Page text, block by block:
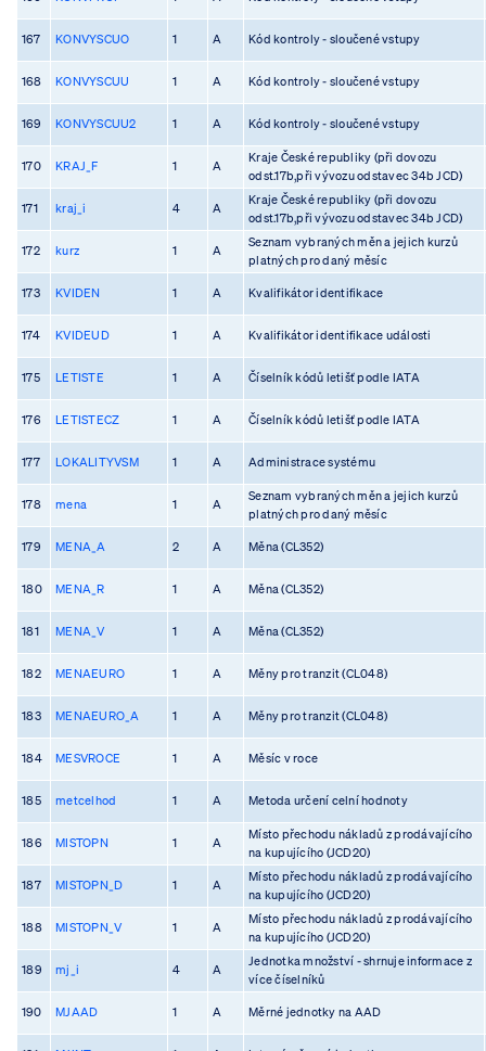
167 KONVYSCUO 1 A Kód kontroly - sloučené vstupy
168 KONVYSCUU 1 A Kód kontroly - sloučené vstupy
169 KONVYSCUU2 1 A Kód kontroly - sloučené vstupy
170 KRAJ_F 1 A
Kraje České republiky (při dovozu
odst.17b,při vývozu odstavec 34b JCD)
171 kraj_i 4 A
Kraje České republiky (při dovozu
odst.17b,při vývozu odstavec 34b JCD)
172 kurz 1 A
Seznam vybraných měn a jejich kurzů
platných pro daný měsíc
173 KVIDEN 1 A Kvalifikátor identifikace
174 KVIDEUD 1 A Kvalifikátor identifikace události
175 LETISTE 1 A Číselník kódů letišť podle IATA
176 LETISTECZ 1 A Číselník kódů letišť podle IATA
177 LOKALITYVSM 1 A Administrace systému
178 mena 1 A
Seznam vybraných měn a jejich kurzů
platných pro daný měsíc
179 MENA_A 2 A Měna (CL352)
180 MENA_R 1 A Měna (CL352)
181 MENA_V 1 A Měna (CL352)
182 MENAEURO 1 A Měny pro tranzit (CL048)
183 MENAEURO_A 1 A Měny pro tranzit (CL048)
184 MESVROCE 1 A Měsíc v roce
185 metcelhod 1 A Metoda určení celní hodnoty
186 MISTOPN 1 A
Místo přechodu nákladů z prodávajícího
na kupujícího (JCD20)
187 MISTOPN_D 1 A
Místo přechodu nákladů z prodávajícího
na kupujícího (JCD20)
188 MISTOPN_V 1 A
Místo přechodu nákladů z prodávajícího
na kupujícího (JCD20)
189 mj_i 4 A
Jednotka množství - shrnuje informace z
více číselníků
190 MJAAD 1 A Měrné jednotky na AAD